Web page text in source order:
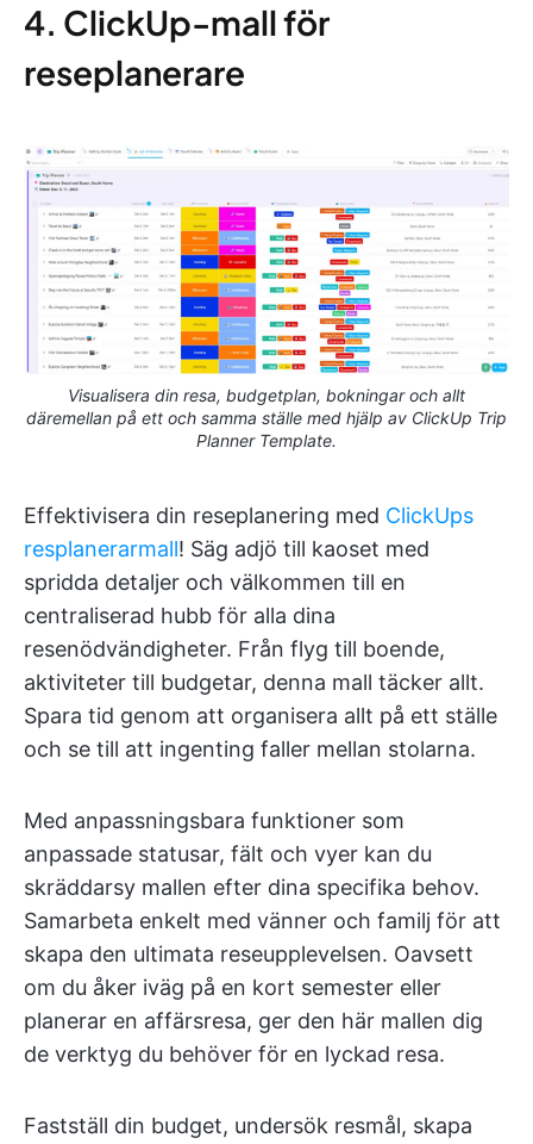
4. ClickUp-mall för
reseplanerare
Visualisera din resa, budgetplan, bokningar och allt
däremellan på ett och samma ställe med hjälp av ClickUp Trip
Planner Template.
Effektivisera din reseplanering med ClickUps
resplanerarmall! Säg adjö till kaoset med
spridda detaljer och välkommen till en
centraliserad hubb för alla dina
resenödvändigheter. Från flyg till boende,
aktiviteter till budgetar, denna mall täcker allt.
Spara tid genom att organisera allt på ett ställe
och se till att ingenting faller mellan stolarna.
Med anpassningsbara funktioner som
anpassade statusar, fält och vyer kan du
skräddarsy mallen efter dina specifika behov.
Samarbeta enkelt med vänner och familj för att
skapa den ultimata reseupplevelsen. Oavsett
om du åker iväg på en kort semester eller
planerar en affärsresa, ger den här mallen dig
de verktyg du behöver för en lyckad resa.
Fastställ din budget, undersök resmål, skapa